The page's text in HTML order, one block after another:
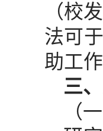
（校
法可
助工
三
（